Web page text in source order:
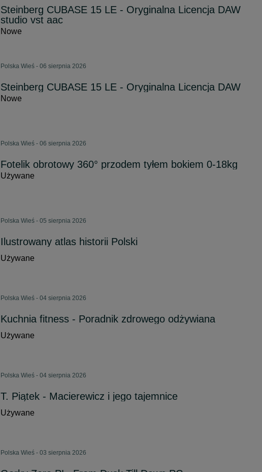
Steinberg CUBASE 15 LE - Oryginalna Licencja DAW
studio vst aac
Nowe
Polska Wieś - 06 sierpnia 2026
Steinberg CUBASE 15 LE - Oryginalna Licencja DAW
Nowe
Polska Wieś - 06 sierpnia 2026
Fotelik obrotowy 360° przodem tyłem bokiem 0-18kg
Używane
Polska Wieś - 05 sierpnia 2026
Ilustrowany atlas historii Polski
Używane
Polska Wieś - 04 sierpnia 2026
Kuchnia fitness - Poradnik zdrowego odżywiana
Używane
Polska Wieś - 04 sierpnia 2026
T. Piątek - Macierewicz i jego tajemnice
Używane
Polska Wieś - 03 sierpnia 2026